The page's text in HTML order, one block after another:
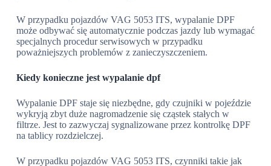
W przypadku pojazdów VAG 5053 ITS, wypalanie DPF
może odbywać się automatycznie podczas jazdy lub wymagać
specjalnych procedur serwisowych w przypadku
poważniejszych problemów z zanieczyszczeniem.
Kiedy konieczne jest wypalanie dpf
Wypalanie DPF staje się niezbędne, gdy czujniki w pojeździe
wykryją zbyt duże nagromadzenie się cząstek stałych w
filtrze. Jest to zazwyczaj sygnalizowane przez kontrolkę DPF
na tablicy rozdzielczej.
W przypadku pojazdów VAG 5053 ITS, czynniki takie jak